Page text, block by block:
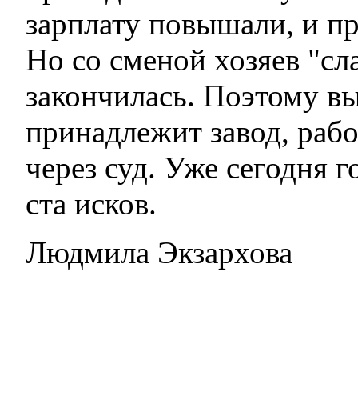
зарплату повышали, и
Но со сменой хозяев
закончилась. Поэтому
принадлежит завод,
через суд. Уже сегодня
ста исков.
Людмила Экзархова